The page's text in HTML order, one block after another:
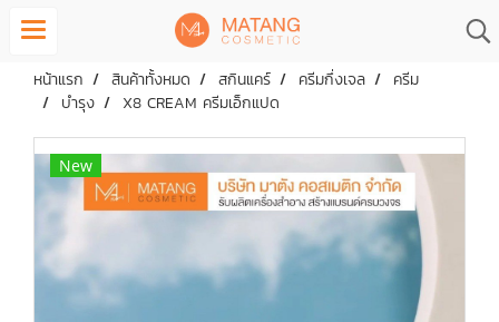
หน้าแรก สินค้าทั้งหมด สกินแคร์ ครีมกึ่งเจล
ครีม
บำรุง
X8 CREAM ครีมเอ็กแปด
New